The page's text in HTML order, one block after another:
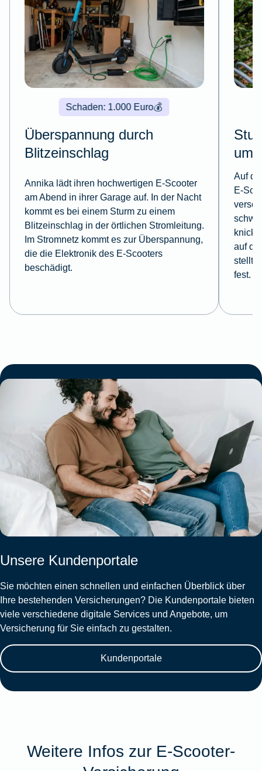
💰
Schaden: 1.000 Euro
Überspannung durch
Blitzeinschlag
Annika lädt ihren hochwertigen E-Scooter
am Abend in ihrer Garage auf. In der Nacht
kommt es bei einem Sturm zu einem
Blitzeinschlag in der örtlichen Stromleitung.
Im Stromnetz kommt es zur Überspannung,
die die Elektronik des E-Scooters
beschädigt.
Auf
E-
knickt
auf
stellt
fest.
Unsere Kundenportale
Sie möchten einen schnellen und einfachen Überblick über
Ihre bestehenden Versicherungen? Die Kundenportale bieten
viele verschiedene digitale Services und Angebote, um
Versicherung für Sie einfach zu gestalten.
Kundenportale
Weitere Infos zur E-Scooter-